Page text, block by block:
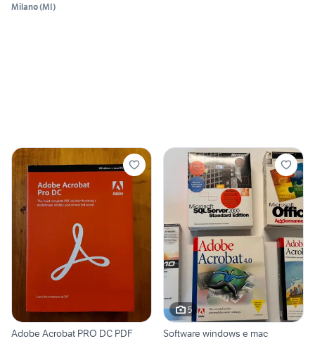
Milano(MI)
Adobe Acrobat PRO DC PDF
5
Software windows e mac